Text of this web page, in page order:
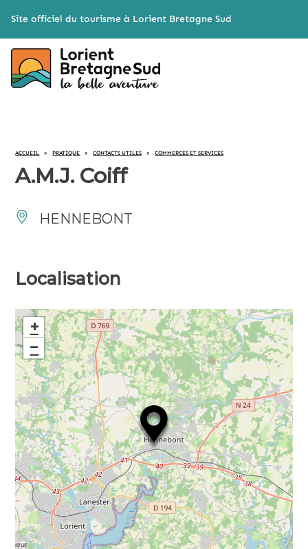
Site officiel du tourisme à Lorient Bretagne Sud
ACCUEIL > PRATIQUE > CONTACTS UTILES > COMMERCES ET SERVICES
A.M.J. Coiff
HENNEBONT
Localisation
+
−